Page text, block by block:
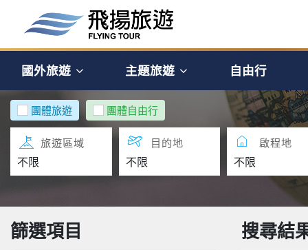
國外旅遊 主題旅遊 自由行
團體旅遊 團體自由行
旅遊區域 目的地 啟程地
篩選項目 搜尋結